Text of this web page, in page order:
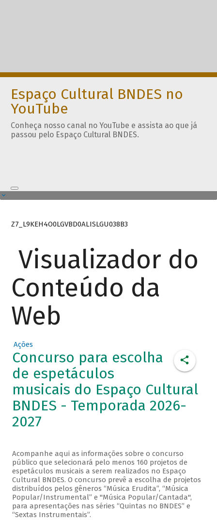
Espaço Cultural BNDES no
YouTube
Conheça nosso canal no YouTube e assista ao que já
passou pelo Espaço Cultural BNDES.
Z7_L9KEH4O0LGVBD0ALISLGU038B3
Visualizador do
Conteúdo da
Web
Ações
Concurso para escolha
de espetáculos
musicais do Espaço Cultural
BNDES - Temporada 2026-
2027
Acompanhe aqui as informações sobre o concurso
público que selecionará pelo menos 160 projetos de
espetáculos musicais a serem realizados no Espaço
Cultural BNDES. O concurso prevê a escolha de projetos
distribuídos pelos gêneros “Música Erudita”, “Música
Popular/Instrumental” e "Música Popular/Cantada",
para apresentações nas séries “Quintas no BNDES” e
“Sextas Instrumentais”.